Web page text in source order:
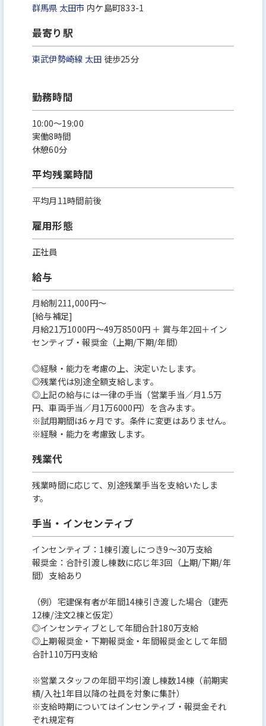
群馬県 太田市 内ケ島町833-1
最寄り駅
東武伊勢崎線 太田 徒歩25分
勤務時間
10:00～19:00
実働8時間
休憩60分
平均残業時間
平均月11時間前後
雇用形態
正社員
給与
月給制211,000円～
[給与補足]
月給21万1000円～49万8500円 ＋ 賞与年2回＋イン
センティブ・報奨金（上期/下期/年間）
◎経験・能力を考慮の上、決定いたします。
◎残業代は別途全額支給します。
◎上記の給与には一律の手当（営業手当／月1.5万
円、車両手当／月1万6000円）を含みます。
※試用期間は6ヶ月です。条件に変更はありません。
※経験・能力を考慮致します。
残業代
残業時間に応じて、別途残業手当を支給いたしま
す。
手当・インセンティブ
インセンティブ：1棟引渡しにつき9～30万支給
報奨金：合計引渡し棟数に応じ年3回（上期/下期/年
間）支給あり
（例）宅建保有者が年間14棟引き渡した場合（建売
12棟/注文2棟と仮定）
◎インセンティブとして年間合計180万支給
◎上期報奨金・下期報奨金・年間報奨金として年間
合計110万円支給
※営業スタッフの年間平均引渡し棟数14棟（前期実
績/入社1年目以降の社員を対象に集計）
※支給時期についてはインセンティブ・報奨金それ
ぞれ規定有